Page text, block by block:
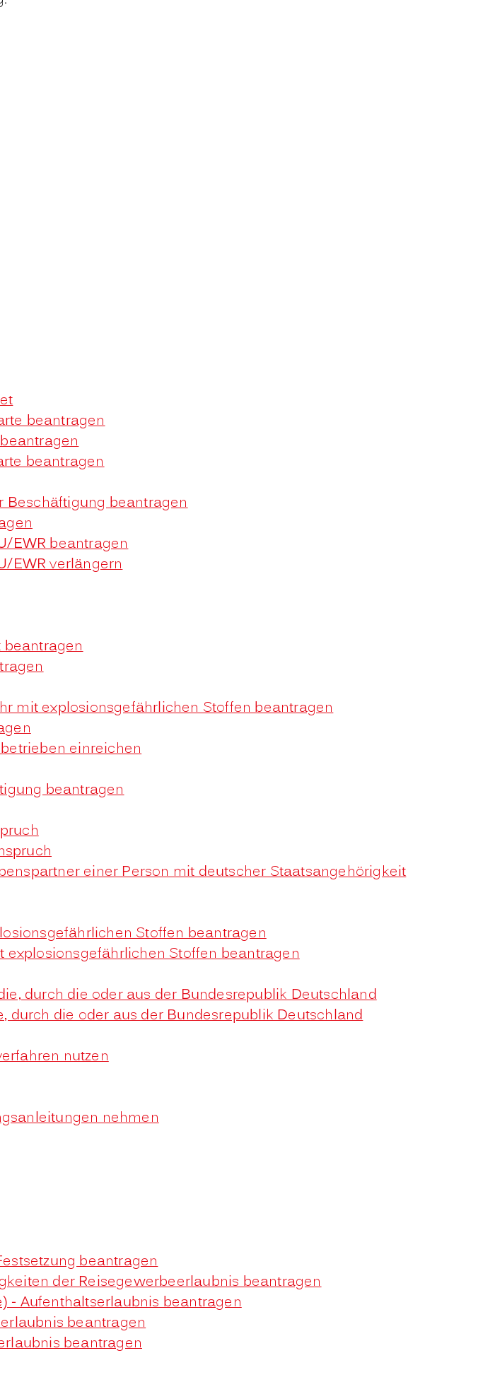
beantragen
beantragen
Beschäftigung beantragen
EWR beantragen
EWR verlängern
beantragen
mit explosionsgefährlichen Stoffen beantragen
einreichen
beantragen
einer Person mit deutscher Staatsangehörigkeit
Stoffen beantragen
Stoffen beantragen
durch die oder aus der Bundesrepublik Deutschland
durch die oder aus der Bundesrepublik Deutschland
nutzen
nehmen
beantragen
der Reisegewerbeerlaubnis beantragen
- Aufenthaltserlaubnis beantragen
beantragen
beantragen